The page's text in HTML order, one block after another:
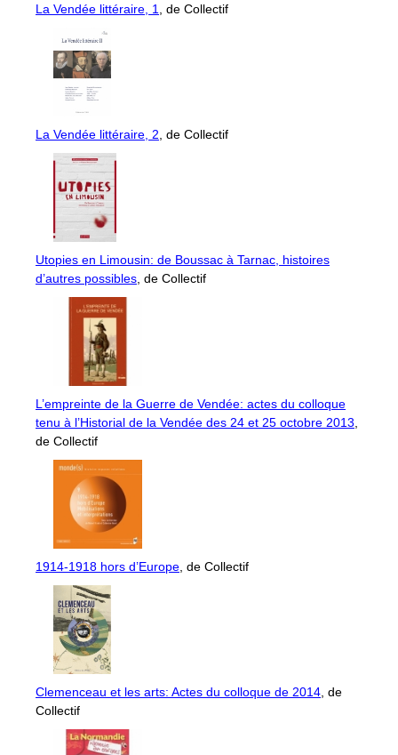
La Vendée littéraire, 1 , de Collectif
La Vendée littéraire, 2 , de Collectif
Utopies en Limousin: de Boussac à Tarnac, histoires
d’autres possibles , de Collectif
L’empreinte de la Guerre de Vendée: actes du colloque
tenu à l’Historial de la Vendée des 24 et 25 octobre 2013
de Collectif
1914-1918 hors d’Europe , de Collectif
Clemenceau et les arts: Actes du colloque de 2014 , de
Collectif